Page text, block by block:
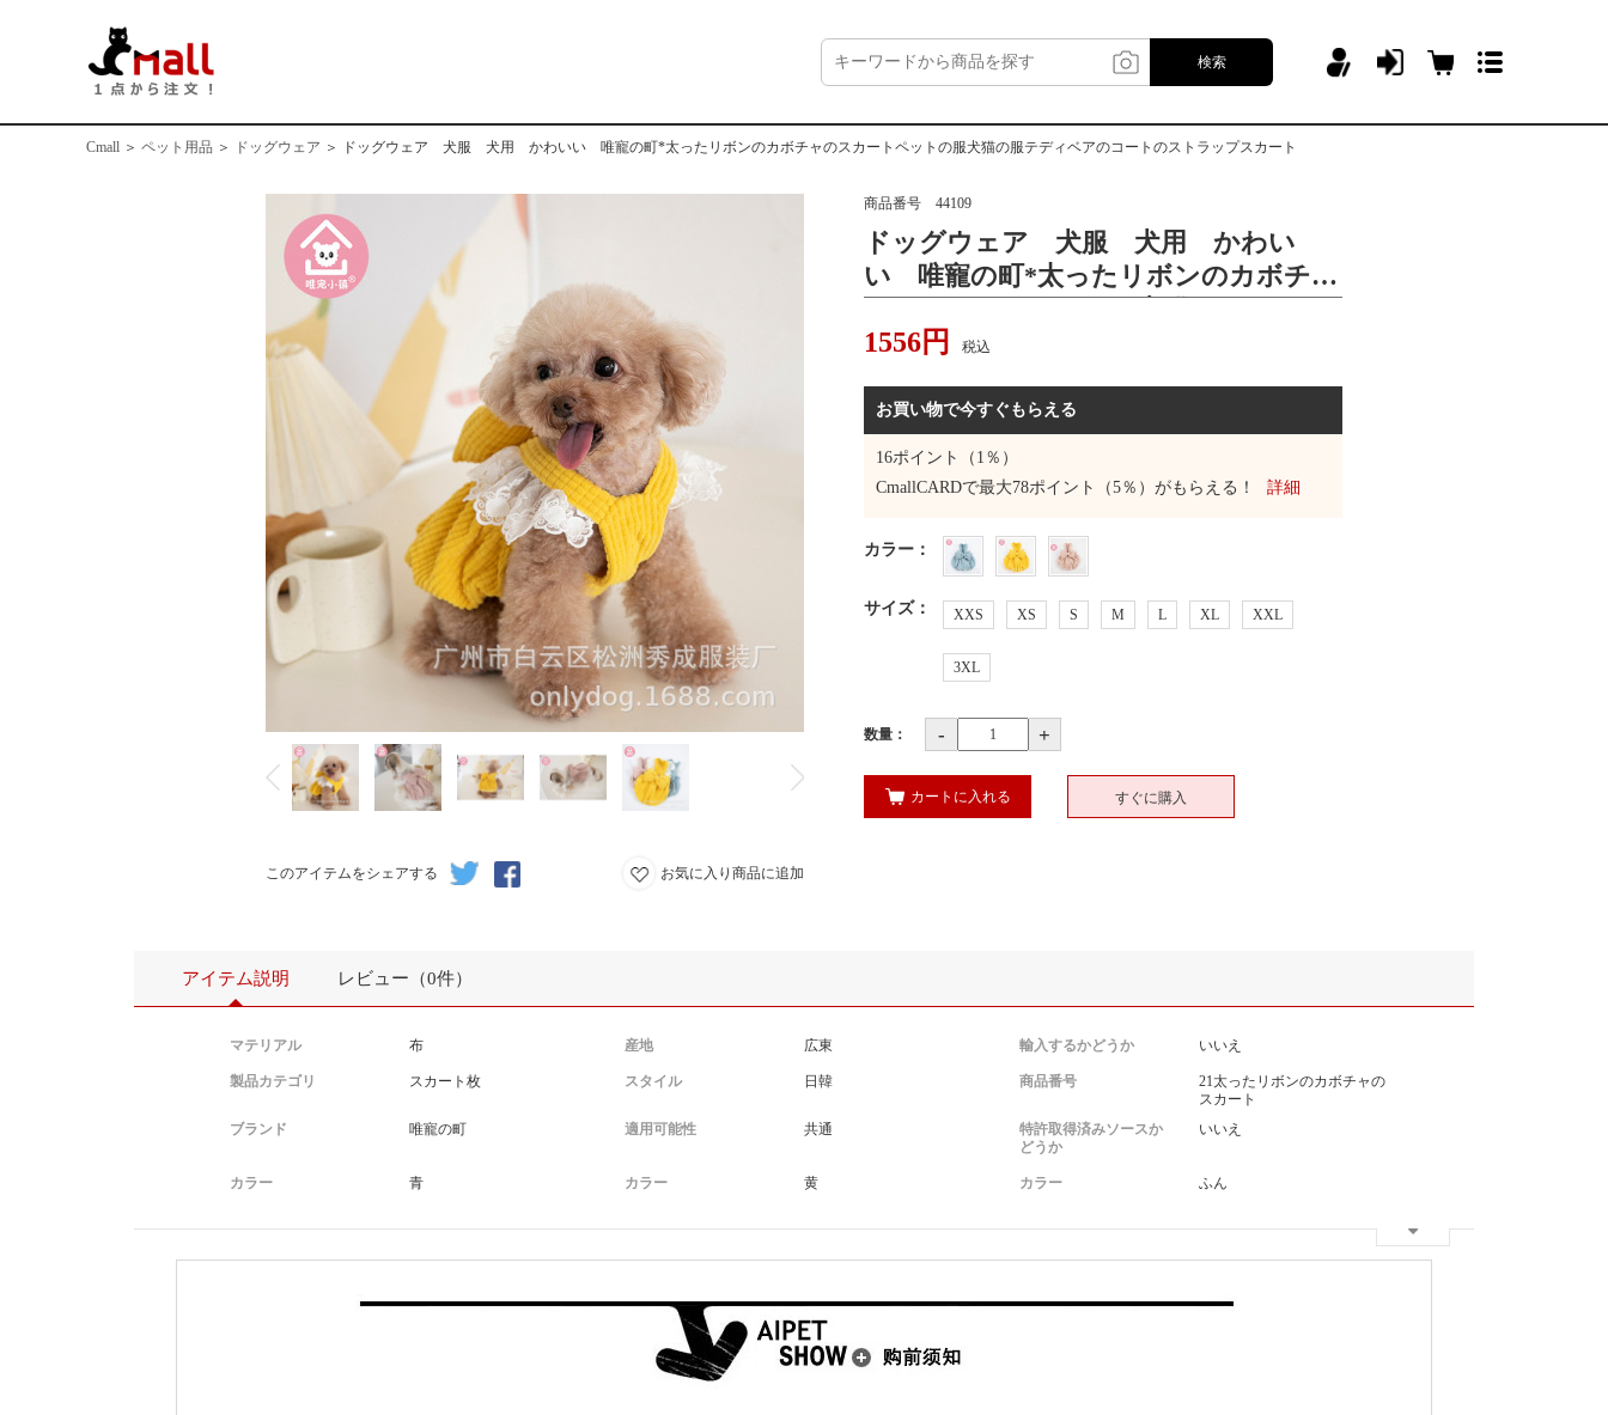
検索
Cmall ＞ ペット用品 ＞ ドッグウェア ＞ ドッグウェア 犬服 犬用 かわいい 唯寵の町*太ったリボンのカボチャのスカートペットの服犬猫の服テディベアのコートのストラップスカート
このアイテムをシェアする お気に入り商品に追加
商品番号 44109
ドッグウェア 犬服 犬用 かわい
い 唯寵の町*太ったリボンのカボチャ
ベアのコートのストラップスカート
1556円 税込
お買い物で今すぐもらえる
16ポイント（1％）
CmallCARDで最大78ポイント（5％）がもらえる！ 詳細
カラー ：
サイズ： XXS XS S M L XL XXL
3XL
数量： - +
カートに入れる すぐに購入
アイテム説明 レビュー（0件）
マテリアル 布 産地 広東 輸入するかどうか いいえ
製品カテゴリ スカート枚 スタイル 日韓 商品番号
21太ったリボンのカボチャの
スカート
ブランド
唯寵の町 適用可能性 共通
特許取得済みソースか
どうか
いいえ
カラー 青 カラー 黄 カラー ふん